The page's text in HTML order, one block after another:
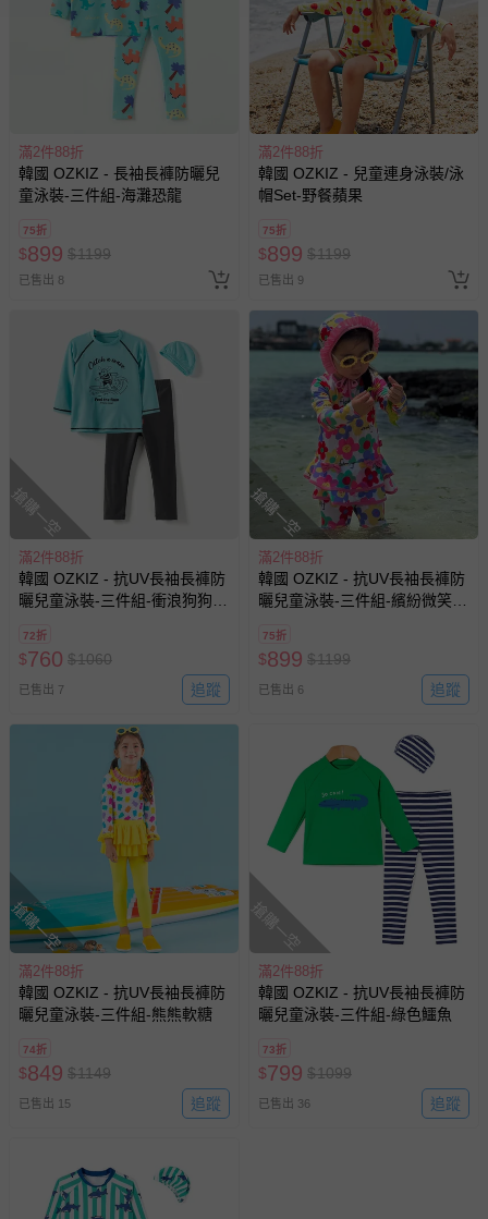
滿2件88折
韓國 OZKIZ - 長袖長褲防曬兒
童泳裝-三件組-海灘恐龍
75折
$899 $1199
已售出 8
滿2件88折
韓國 OZKIZ - 兒童連身泳裝/泳
帽Set-野餐蘋果
75折
$899 $1199
已售出 9
搶購一空
滿2件88折
韓國 OZKIZ - 抗UV長袖長褲防
曬兒童泳裝-三件組-衝浪狗狗-
72折
$760 $1060
已售出 7 追蹤
搶購一空
滿2件88折
韓國 OZKIZ - 抗UV長袖長褲防
曬兒童泳裝-三件組-繽紛微笑花
75折
$899 $1199
已售出 6 追蹤
搶購一空
滿2件88折
韓國 OZKIZ - 抗UV長袖長褲防
曬兒童泳裝-三件組-熊熊軟糖
74折
$849 $1149
已售出 15 追蹤
搶購一空
滿2件88折
韓國 OZKIZ - 抗UV長袖長褲防
曬兒童泳裝-三件組-綠色鱷魚
73折
$799 $1099
已售出 36 追蹤